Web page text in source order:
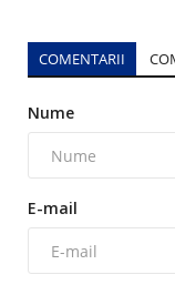
COMENTARII
Nume
E-mail